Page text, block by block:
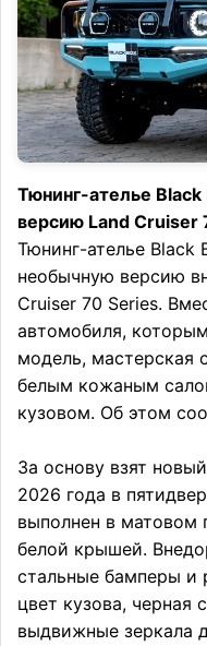
Тюнинг-ателье
версию Land Cruiser
Тюнинг-ателье Black
необычную версию
Cruiser 70 Series.
автомобиля,
модель, мастерская
белым кожаным
кузовом. Об этом
За основу взят
2026 года в
выполнен в матовом
белой крышей.
стальные бамперы и
цвет кузова, черная
выдвижные зеркала